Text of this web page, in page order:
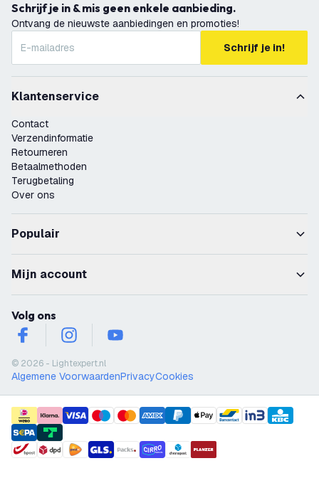
Schrijf je in & mis geen enkele aanbieding.
Ontvang de nieuwste aanbiedingen en promoties!
Schrijf je in!
Klantenservice
Contact
Verzendinformatie
Retourneren
Betaalmethoden
Terugbetaling
Over ons
Populair
Mijn account
Volg ons
facebookinstagramyoutube
© 2026 - Lightexpert.nl
Algemene VoorwaardenPrivacyCookies
payment methods
shipment methods